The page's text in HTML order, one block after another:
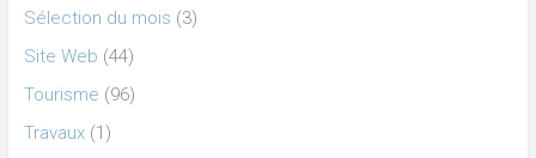
Sélection du mois (3)
Site Web (44)
Tourisme (96)
Travaux(1)